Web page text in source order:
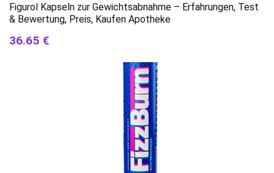
Figurol Kapseln zur Gewichtsabnahme – Erfahrungen, Test
& Bewertung, Preis, Kaufen Apotheke
36.65 €